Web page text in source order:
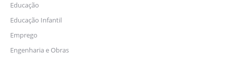
Educação
Educação Infantil
Emprego
Engenharia e Obras